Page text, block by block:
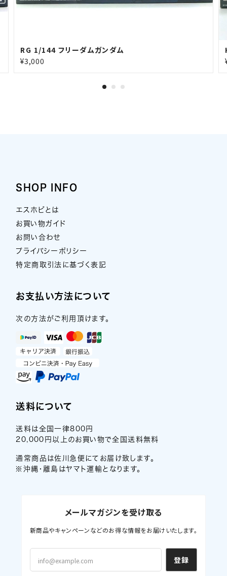
RG 1/144 フリーダムガンダム
¥3,000
SHOP INFO
エスホビとは
お買い物ガイド
お問い合わせ
プライバシーポリシー
特定商取引法に基づく表記
お支払い方法について
次の方法がご利用頂けます。
送料について
送料は全国一律800円
20,000円以上のお買い物で全国送料無料
通常商品は佐川急便にてお届け致します。
※沖縄・離島はヤマト運輸となります。
メールマガジンを受け取る
新商品やキャンペーンなどのお得な情報をお届けいたします。
登録